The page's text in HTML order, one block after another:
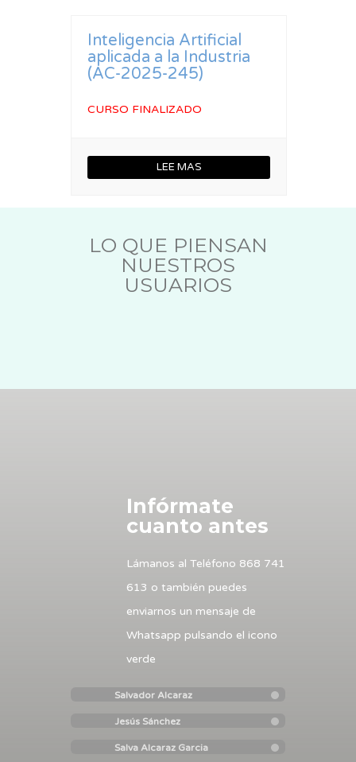
Inteligencia Artificial
aplicada a la Industria
(AC-2025-245)
CURSO FINALIZADO
LEE MAS
LO QUE PIENSAN
NUESTROS
USUARIOS
Infórmate
cuanto antes
Lámanos al Teléfono 868 741
613 o también puedes
enviarnos un mensaje de
Whatsapp pulsando el icono
verde
Salvador Alcaraz
Jesús Sánchez
Salva Alcaraz Garcia